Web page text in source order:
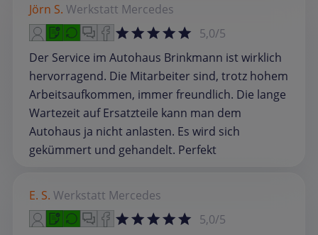
Jörn S. Werkstatt Mercedes
5,0/5
Der Service im Autohaus Brinkmann ist wirklich
hervorragend. Die Mitarbeiter sind, trotz hohem
Arbeitsaufkommen, immer freundlich. Die lange
Wartezeit auf Ersatzteile kann man dem
Autohaus ja nicht anlasten. Es wird sich
gekümmert und gehandelt. Perfekt
E. S. Werkstatt Mercedes
5,0/5